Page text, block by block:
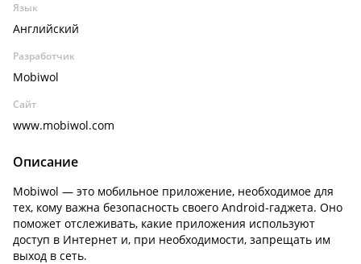
Язык
Английский
Разработчик
Mobiwol
Сайт
www.mobiwol.com
Описание
Mobiwol — это мобильное приложение, необходимое для
тех, кому важна безопасность своего Android-гаджета. Оно
поможет отслеживать, какие приложения используют
доступ в Интернет и, при необходимости, запрещать им
выход в сеть.